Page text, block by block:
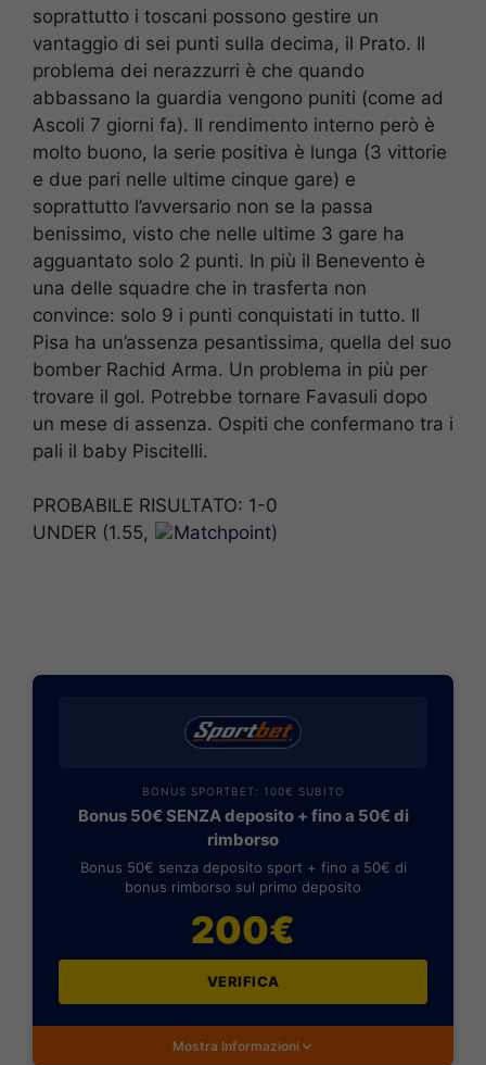
soprattutto i toscani possono gestire un
vantaggio di sei punti sulla decima, il Prato. Il
problema dei nerazzurri è che quando
abbassano la guardia vengono puniti (come ad
Ascoli 7 giorni fa). Il rendimento interno però è
molto buono, la serie positiva è lunga (3 vittorie
e due pari nelle ultime cinque gare) e
soprattutto l’avversario non se la passa
benissimo, visto che nelle ultime 3 gare ha
agguantato solo 2 punti. In più il Benevento è
una delle squadre che in trasferta non
convince: solo 9 i punti conquistati in tutto. Il
Pisa ha un’assenza pesantissima, quella del suo
bomber Rachid Arma. Un problema in più per
trovare il gol. Potrebbe tornare Favasuli dopo
un mese di assenza. Ospiti che confermano tra i
pali il baby Piscitelli.
PROBABILE RISULTATO: 1-0
UNDER (1.55,
Matchpoint)
BONUS SPORTBET: 100€ SUBITO
Bonus 50€ SENZA deposito + fino a 50€ di
rimborso
Bonus 50€ senza deposito sport + fino a 50€ di
bonus rimborso sul primo deposito
200€
VERIFICA
Mostra Informazioni